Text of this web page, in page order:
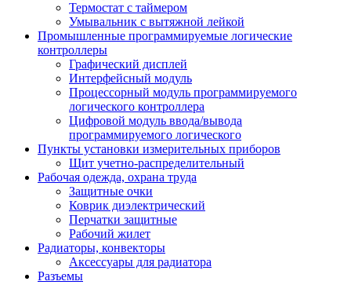
Термостат с таймером
Умывальник с вытяжной лейкой
Промышленные программируемые логические
контроллеры
Графический дисплей
Интерфейсный модуль
Процессорный модуль программируемого
логического контроллера
Цифровой модуль ввода/вывода
программируемого логического
Пункты установки измерительных приборов
Щит учетно-распределительный
Рабочая одежда, охрана труда
Защитные очки
Коврик диэлектрический
Перчатки защитные
Рабочий жилет
Радиаторы, конвекторы
Аксессуары для радиатора
Разъемы